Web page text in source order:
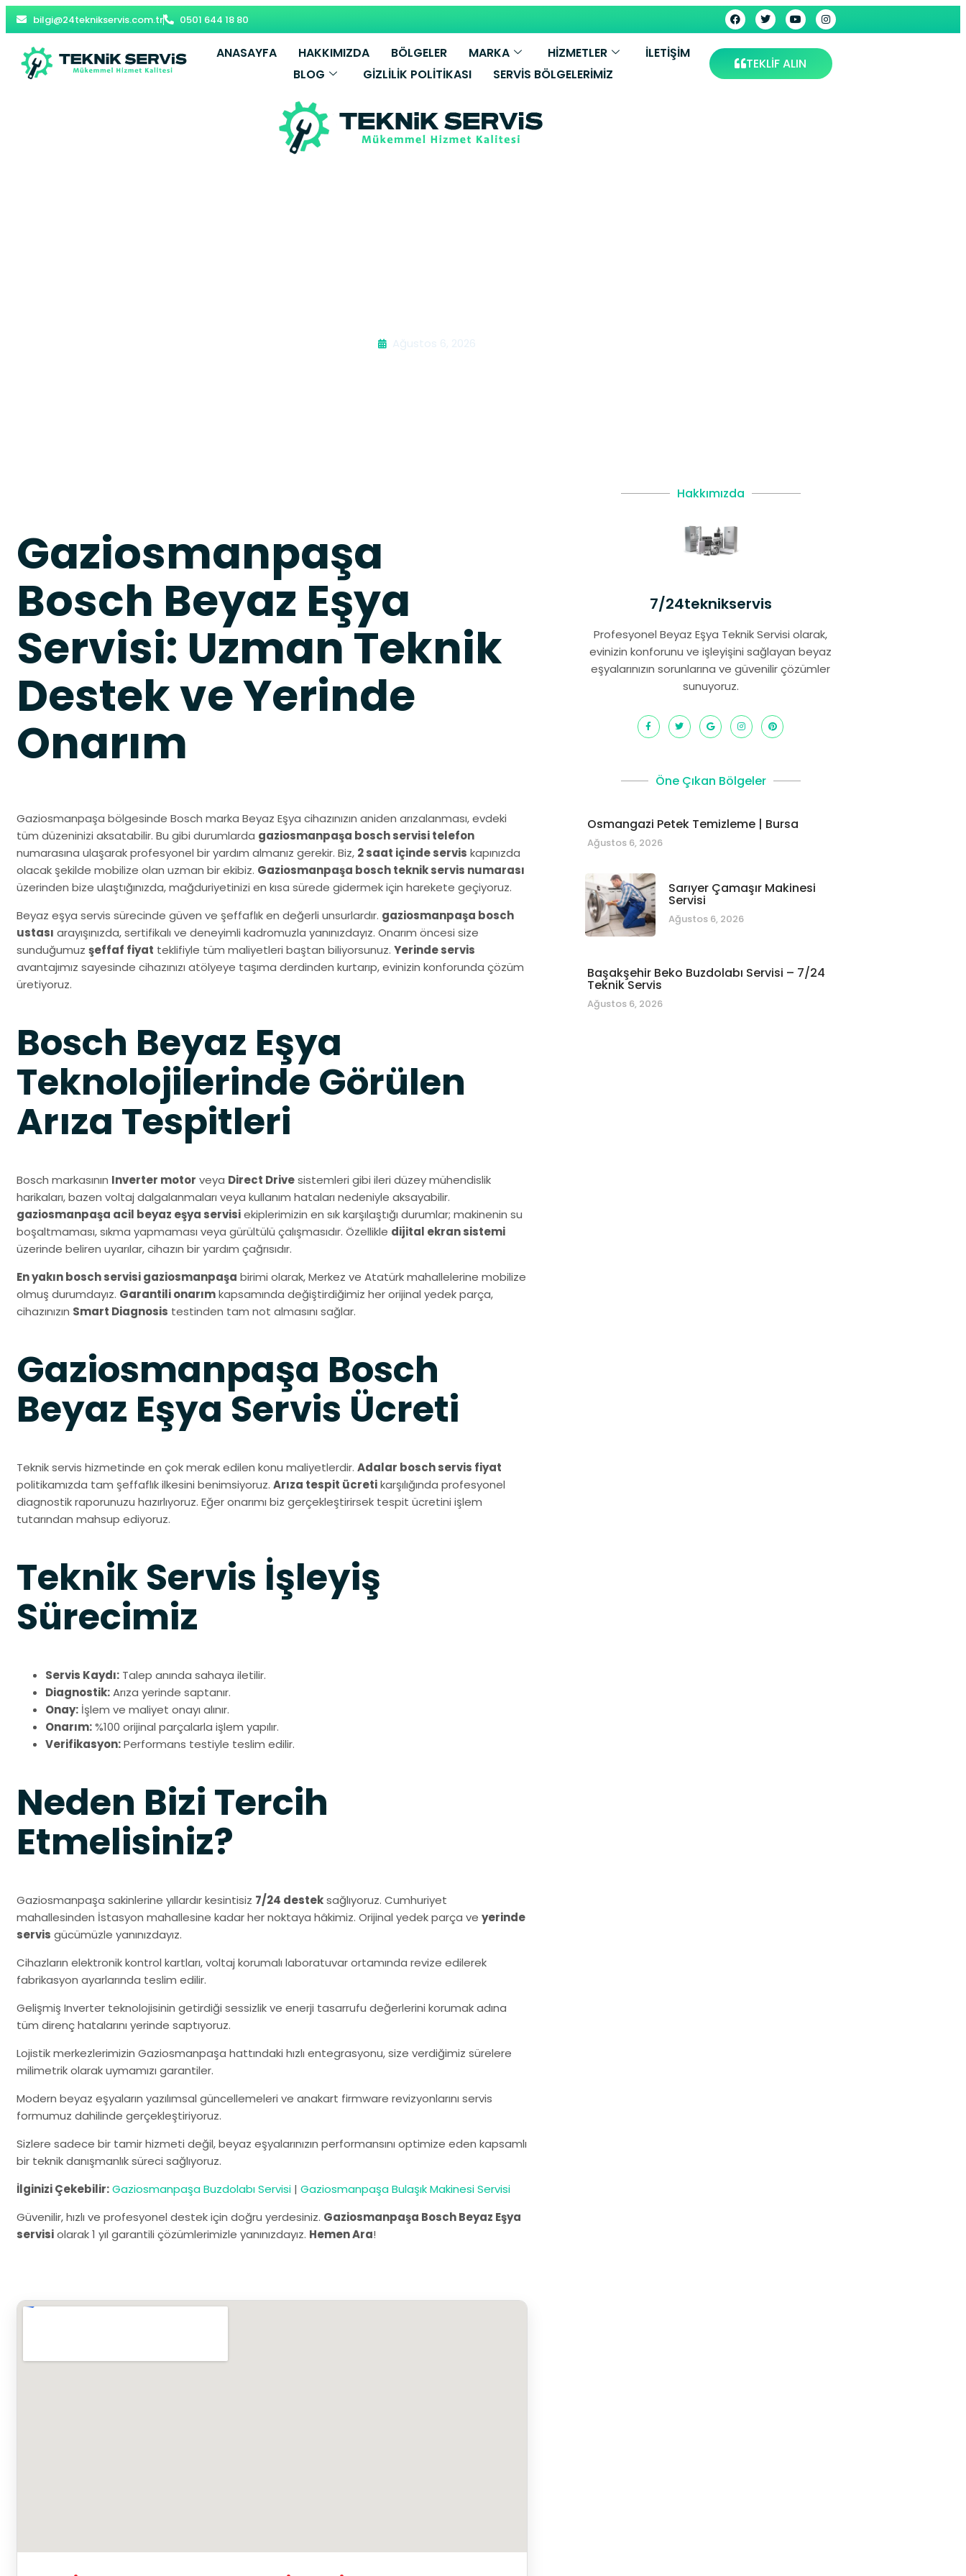
bilgi@24teknikservis.com.tr 0501 644 18 80
ANASAYFA HAKKIMIZDA BÖLGELER MARKA HİZMETLER
İLETIŞIM
BLOG
GIZLILIK POLITIKASI SERVIS BÖLGELERIMIZ
TEKLİF ALIN
Ağustos 6, 2026
Gaziosmanpaşa
Bosch Beyaz Eşya
Servisi: Uzman Teknik
Destek ve Yerinde
Onarım
Gaziosmanpaşa bölgesinde Bosch marka Beyaz Eşya cihazınızın aniden arızalanması, evdeki
tüm düzeninizi aksatabilir. Bu gibi durumlarda gaziosmanpaşa bosch servisi telefon
numarasına ulaşarak profesyonel bir yardım almanız gerekir. Biz, 2 saat içinde servis kapınızda
olacak şekilde mobilize olan uzman bir ekibiz. Gaziosmanpaşa bosch teknik servis numarası
üzerinden bize ulaştığınızda, mağduriyetinizi en kısa sürede gidermek için harekete geçiyoruz.
Beyaz eşya servis sürecinde güven ve şeffaflık en değerli unsurlardır. gaziosmanpaşa bosch
ustası arayışınızda, sertifikalı ve deneyimli kadromuzla yanınızdayız. Onarım öncesi size
sunduğumuz şeffaf fiyat teklifiyle tüm maliyetleri baştan biliyorsunuz. Yerinde servis
avantajımız sayesinde cihazınızı atölyeye taşıma derdinden kurtarıp, evinizin konforunda çözüm
üretiyoruz.
Bosch Beyaz Eşya
Teknolojilerinde Görülen
Arıza Tespitleri
Bosch markasının Inverter motor veya Direct Drivesistemleri gibi ileri düzey mühendislik
harikaları, bazen voltaj dalgalanmaları veya kullanım hataları nedeniyle aksayabilir.
gaziosmanpaşa acil beyaz eşya servisiekiplerimizin en sık karşılaştığı durumlar; makinenin su
boşaltmaması, sıkma yapmaması veya gürültülü çalışmasıdır. Özellikle dijital ekran sistemi
üzerinde beliren uyarılar, cihazın bir yardım çağrısıdır.
En yakın bosch servisi gaziosmanpaşa birimi olarak, Merkez ve Atatürk mahallelerine mobilize
olmuş durumdayız. Garantili onarımkapsamında değiştirdiğimiz her orijinal yedek parça,
cihazınızın Smart Diagnosis testinden tam not almasını sağlar.
Gaziosmanpaşa Bosch
Beyaz Eşya Servis Ücreti
Teknik servis hizmetinde en çok merak edilen konu maliyetlerdir. Adalar bosch servis fiyat
politikamızda tam şeffaflık ilkesini benimsiyoruz. Arıza tespit ücretikarşılığında profesyonel
diagnostik raporunuzu hazırlıyoruz. Eğer onarımı biz gerçekleştirirsek tespit ücretini işlem
tutarından mahsup ediyoruz.
Teknik Servis İşleyiş
Sürecimiz
Servis Kaydı: Talep anında sahaya iletilir.
Diagnostik:Arıza yerinde saptanır.
Onay: İşlem ve maliyet onayı alınır.
Onarım:%100 orijinal parçalarla işlem yapılır.
Verifikasyon:Performans testiyle teslim edilir.
Neden Bizi Tercih
Etmelisiniz?
Gaziosmanpaşa sakinlerine yıllardır kesintisiz 7/24 desteksağlıyoruz. Cumhuriyet
mahallesinden İstasyon mahallesine kadar her noktaya hâkimiz. Orijinal yedek parça ve yerinde
servis gücümüzle yanınızdayız.
Cihazların elektronik kontrol kartları, voltaj korumalı laboratuvar ortamında revize edilerek
fabrikasyon ayarlarında teslim edilir.
Gelişmiş Inverter teknolojisinin getirdiği sessizlik ve enerji tasarrufu değerlerini korumak adına
tüm direnç hatalarını yerinde saptıyoruz.
Lojistik merkezlerimizin Gaziosmanpaşa hattındaki hızlı entegrasyonu, size verdiğimiz sürelere
milimetrik olarak uymamızı garantiler.
Modern beyaz eşyaların yazılımsal güncellemeleri ve anakart firmware revizyonlarını servis
formumuz dahilinde gerçekleştiriyoruz.
Sizlere sadece bir tamir hizmeti değil, beyaz eşyalarınızın performansını optimize eden kapsamlı
bir teknik danışmanlık süreci sağlıyoruz.
İlginizi Çekebilir:Gaziosmanpaşa Buzdolabı Servisi | Gaziosmanpaşa Bulaşık Makinesi Servisi
Güvenilir, hızlı ve profesyonel destek için doğru yerdesiniz. Gaziosmanpaşa Bosch Beyaz Eşya
servisiolarak 1 yıl garantili çözümlerimizle yanınızdayız. Hemen Ara!
Hakkımızda
7/24teknikservis
Profesyonel Beyaz Eşya Teknik Servisi olarak,
evinizin konforunu ve işleyişini sağlayan beyaz
eşyalarınızın sorunlarına ve güvenilir çözümler
sunuyoruz.
Öne Çıkan Bölgeler
Osmangazi Petek Temizleme | Bursa
Ağustos 6, 2026
Sarıyer Çamaşır Makinesi
Servisi
Ağustos 6, 2026
Başakşehir Beko Buzdolabı Servisi – 7/24
Teknik Servis
Ağustos 6, 2026